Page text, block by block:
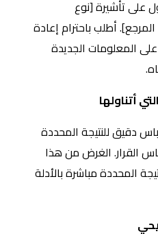
على تأشيرة [نوع
أطلب باحترام إعادة
على المعلومات الجديدة
أتناولها
دقيق للنتيجة المحددة
القرار. الغرض من هذا
المحددة مباشرة بالأدلة